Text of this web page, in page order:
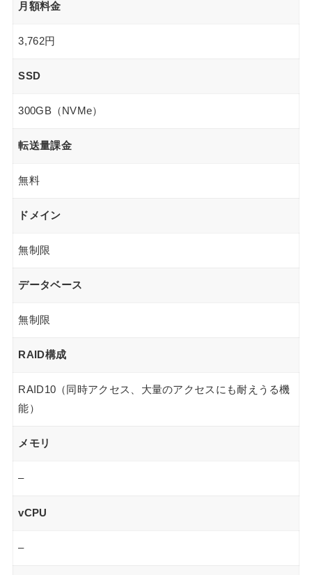
月額料金
3,762円
SSD
300GB（NVMe）
転送量課金
無料
ドメイン
無制限
データベース
無制限
RAID構成
RAID10（同時アクセス、大量のアクセスにも耐えうる機
能）
メモリ
–
vCPU
–